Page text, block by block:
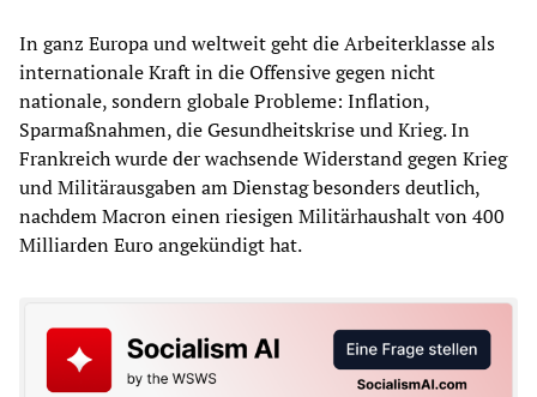
In ganz Europa und weltweit geht die Arbeiterklasse als
internationale Kraft in die Offensive gegen nicht
nationale, sondern globale Probleme: Inflation,
Sparmaßnahmen, die Gesundheitskrise und Krieg. In
Frankreich wurde der wachsende Widerstand gegen Krieg
und Militärausgaben am Dienstag besonders deutlich,
nachdem Macron einen riesigen Militärhaushalt von 400
Milliarden Euro angekündigt hat.